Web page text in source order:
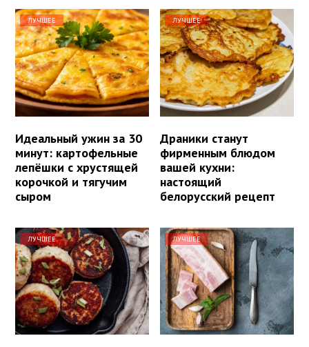
ЛУЧШЕЕ
Идеальный ужин за 30
минут: картофельные
лепёшки с хрустящей
корочкой и тягучим
сыром
ЛУЧШЕЕ
Драники станут
фирменным блюдом
вашей кухни:
настоящий
белорусский рецепт
ЛУЧШЕЕ ЛУЧШЕЕ